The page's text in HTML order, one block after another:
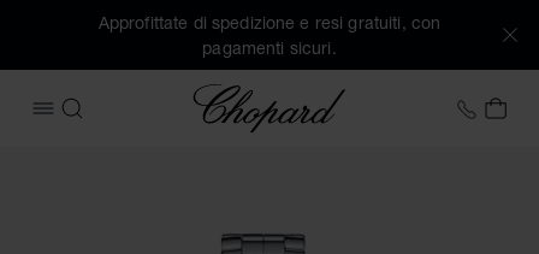
Approfittate di spedizione e resi gratuiti, con
pagamenti sicuri.
APRIRE IL MENU
CERCA
Chopard +39
IL